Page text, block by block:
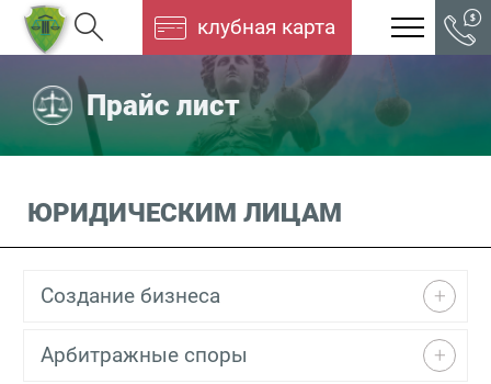
клубная карта
Прайс лист
ЮРИДИЧЕСКИМ ЛИЦАМ
Создание бизнеса
Арбитражные споры